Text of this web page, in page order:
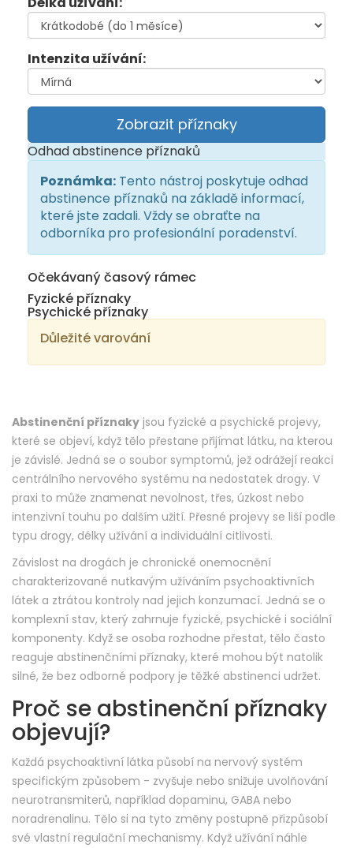
Intenzita užívání:
Zobrazit příznaky
Odhad abstinence příznaků
Poznámka: Tento nástroj poskytuje odhad
abstinence příznaků na základě informací,
které jste zadali. Vždy se obraťte na
odborníka pro profesionální poradenství.
Očekávaný časový rámec
Fyzické příznaky
Psychické příznaky
Důležité varování
Abstinenční příznaky jsou fyzické a psychické projevy,
které se objeví, když tělo přestane přijímat látku, na kterou
je závislé. Jedná se o soubor symptomů, jež odrážejí reakci
centrálního nervového systému na nedostatek drogy. V
praxi to může znamenat nevolnost, třes, úzkost nebo
intenzivní touhu po dalším užití. Přesné projevy se liší podle
typu drogy, délky užívání a individuální citlivosti.
Závislost na drogách je chronické onemocnění
charakterizované nutkavým užíváním psychoaktivních
látek a ztrátou kontroly nad jejich konzumací. Jedná se o
komplexní stav, který zahrnuje fyzické, psychické i sociální
komponenty. Když se osoba rozhodne přestat, tělo často
reaguje abstinenčními příznaky, které mohou být natolik
silné, že bez odborné podpory je těžké abstinenci udržet.
Proč se abstinenční příznaky
objevují?
Každá psychoaktivní látka působí na nervový systém
specifickým způsobem - zvyšuje nebo snižuje uvolňování
neurotransmiterů, například dopaminu, GABA nebo
noradrenalinu. Tělo si na tyto změny postupně přizpůsobí
své vlastní regulační mechanismy. Když užívání náhle